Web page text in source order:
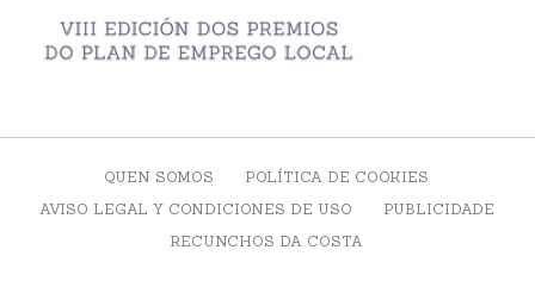
QUEN SOMOS
POLÍTICA DE COOKIES
AVISO LEGAL Y CONDICIONES DE USO
PUBLICIDADE
RECUNCHOS DA COSTA